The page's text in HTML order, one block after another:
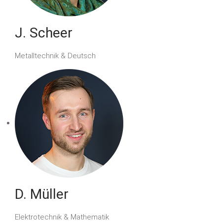
J. Scheer
Metalltechnik & Deutsch
D. Müller
Elektrotechnik & Mathematik